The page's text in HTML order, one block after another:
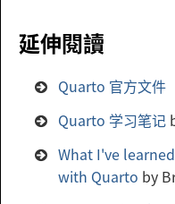
延伸閱讀
Quarto 官方文件
Quarto 学习笔记
What I've
with Quarto by